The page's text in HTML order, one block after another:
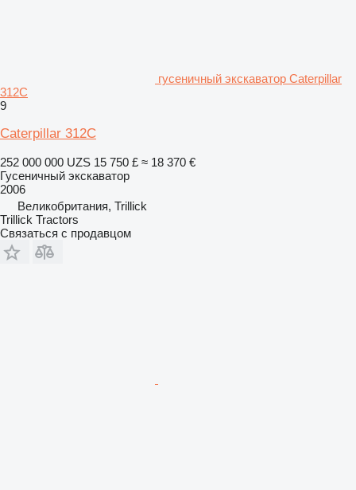
гусеничный экскаватор Caterpillar
312C
9
Caterpillar 312C
252 000 000 UZS 15 750 £ ≈ 18 370 €
Гусеничный экскаватор
2006
Великобритания, Trillick
Trillick Tractors
Связаться с продавцом